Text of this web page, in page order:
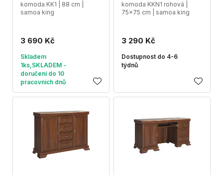
komoda KK1 | 88 cm |
samoa king
3 690 Kč
Skladem
1ks,SKLADEM -
doručení do 10
pracovních dnů
komoda KKN1 rohová |
75x75 cm | samoa king
3 290 Kč
Dostupnost do 4-6
týdnů